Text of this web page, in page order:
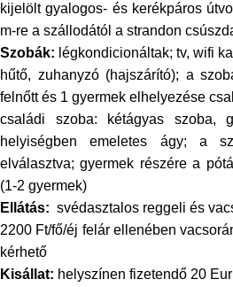
kijelölt gyalogos- és kerékpáros
m-re a szállodától a strandon
Szobák: légkondicionáltak; tv, wifi
hűtő, zuhanyzó (hajszárító); a
felnőtt és 1 gyermek elhelyezése
családi szoba: kétágyas szoba,
helyiségben emeletes ágy; a
elválasztva; gyermek részére a
(1-2 gyermek)
Ellátás: svédasztalos reggeli és
2200 Ft/fő/éj felár ellenében
kérhető
Kisállat: helyszínen fizetendő 20